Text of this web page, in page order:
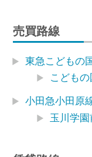
売買路線
東急こどもの
こどもの
小田急小田原
玉川学園